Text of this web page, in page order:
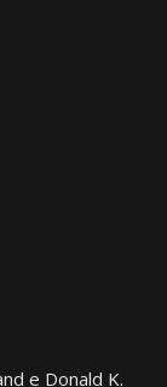
e Donald K.